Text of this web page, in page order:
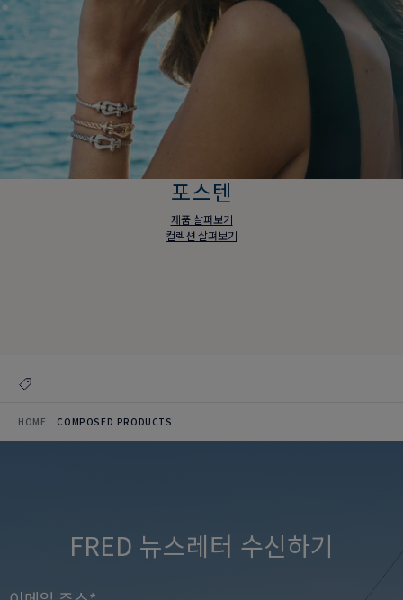
포스텐
제품 살펴보기
컬렉션 살펴보기
HOME COMPOSED PRODUCTS
FRED 뉴스레터 수신하기